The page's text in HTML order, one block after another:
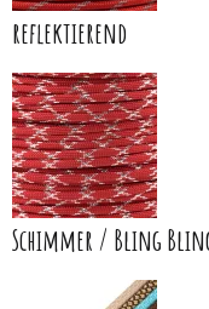
reflektierend
Schimmer / Bling